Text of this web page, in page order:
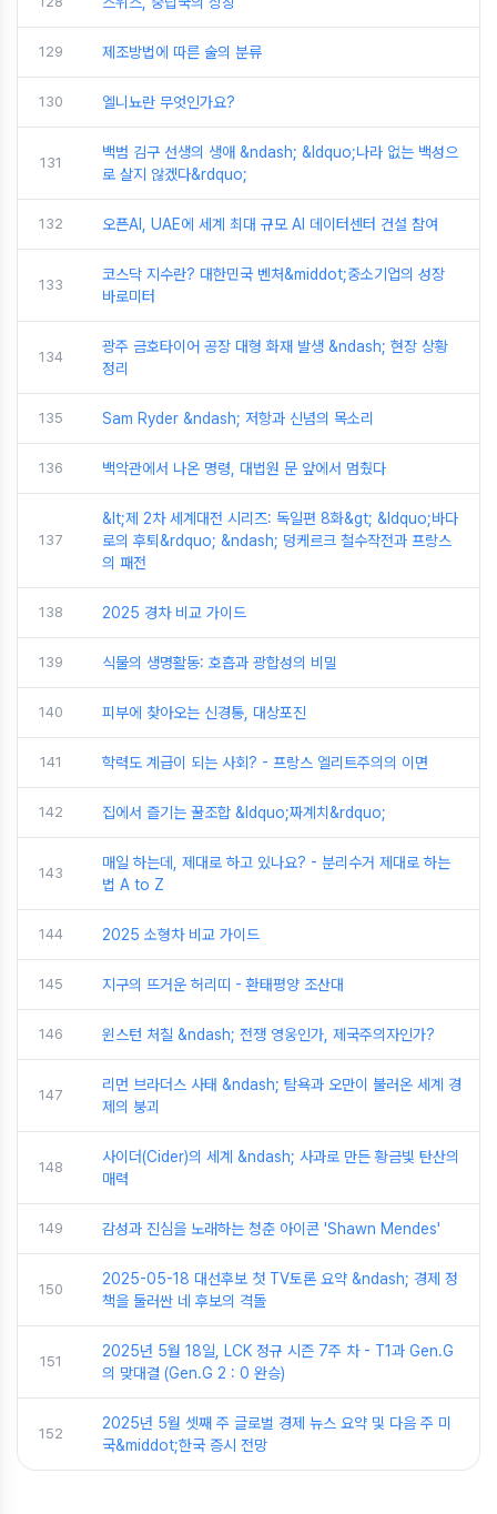
129 제조방법에 따른 술의 분류
130 엘니뇨란 무엇인가요?
131
백범 김구 선생의 생애 &ndash; &ldquo;나라 없는 백성으
로 살지 않겠다&rdquo;
132 오픈AI, UAE에 세계 최대 규모 AI 데이터센터 건설 참여
133
코스닥 지수란? 대한민국 벤처&middot;중소기업의 성장
바로미터
134
광주 금호타이어 공장 대형 화재 발생 &ndash; 현장 상황
정리
135 Sam Ryder &ndash; 저항과 신념의 목소리
136 백악관에서 나온 명령, 대법원 문 앞에서 멈췄다
137
&lt;제 2차 세계대전 시리즈: 독일편 8화&gt; &ldquo;바다
로의 후퇴&rdquo; &ndash; 덩케르크 철수작전과 프랑스
의 패전
138 2025 경차 비교 가이드
139 식물의 생명활동: 호흡과 광합성의 비밀
140 피부에 찾아오는 신경통, 대상포진
141 학력도 계급이 되는 사회? - 프랑스 엘리트주의의 이면
142 집에서 즐기는 꿀조합 &ldquo;짜계치&rdquo;
143
매일 하는데, 제대로 하고 있나요? - 분리수거 제대로 하는
법 A to Z
144 2025 소형차 비교 가이드
145 지구의 뜨거운 허리띠 - 환태평양 조산대
146 윈스턴 처칠 &ndash; 전쟁 영웅인가, 제국주의자인가?
147
리먼 브라더스 사태 &ndash; 탐욕과 오만이 불러온 세계 경
제의 붕괴
148
사이더(Cider)의 세계 &ndash; 사과로 만든 황금빛 탄산의
매력
149 감성과 진심을 노래하는 청춘 아이콘 'Shawn Mendes'
150
2025-05-18 대선후보 첫 TV토론 요약 &ndash; 경제 정
책을 둘러싼 네 후보의 격돌
151
2025년 5월 18일, LCK 정규 시즌 7주 차 - T1과 Gen.G
의 맞대결 (Gen.G 2 : 0 완승)
152
2025년 5월 셋째 주 글로벌 경제 뉴스 요약 및 다음 주 미
국&middot;한국 증시 전망